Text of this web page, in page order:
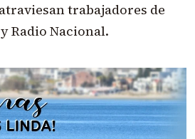
trabajadores de
Radio Nacional.